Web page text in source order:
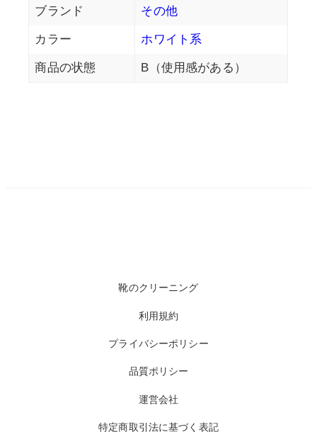
ブランド その他
カラー ホワイト系
商品の状態 B（使用感がある）
靴のクリーニング
利用規約
プライバシーポリシー
品質ポリシー
運営会社
特定商取引法に基づく表記